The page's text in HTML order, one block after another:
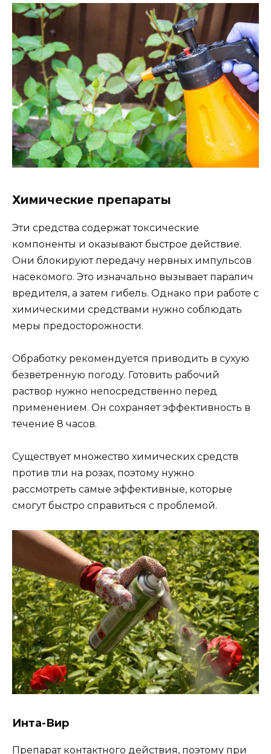
Химические препараты
Эти средства содержат токсические
компоненты и оказывают быстрое действие.
Они блокируют передачу нервных импульсов
насекомого. Это изначально вызывает паралич
вредителя, а затем гибель. Однако при работе с
химическими средствами нужно соблюдать
меры предосторожности.
Обработку рекомендуется приводить в сухую
безветренную погоду. Готовить рабочий
раствор нужно непосредственно перед
применением. Он сохраняет эффективность в
течение 8 часов.
Существует множество химических средств
против тли на розах, поэтому нужно
рассмотреть самые эффективные, которые
смогут быстро справиться с проблемой.
Инта-Вир
Препарат контактного действия, поэтому при